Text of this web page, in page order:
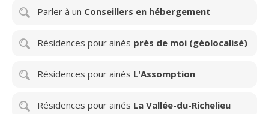
Parler à un Conseillers en hébergement
Résidences pour ainés près de moi (géolocalisé)
Résidences pour ainés L'Assomption
Résidences pour ainés La Vallée-du-Richelieu